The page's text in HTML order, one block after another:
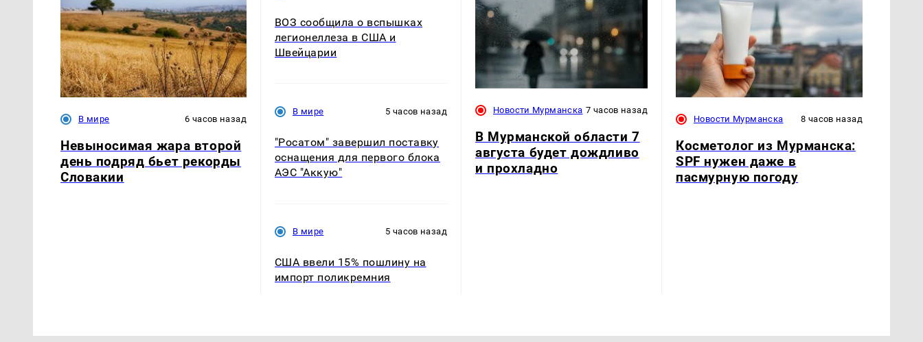
В мире 6 часов назад
Невыносимая жара второй
день подряд бьет рекорды
Словакии
ВОЗ сообщила о вспышках
легионеллеза в США и
Швейцарии
В мире 5 часов назад
"Росатом" завершил поставку
оснащения для первого блока
АЭС "Аккую"
В мире 5 часов назад
США ввели 15% пошлину на
импорт поликремния
Новости Мурманска 7 часов назад
В Мурманской области 7
августа будет дождливо
и прохладно
Новости Мурманска 8 часов назад
Косметолог из Мурманска:
SPF нужен даже в
пасмурную погоду